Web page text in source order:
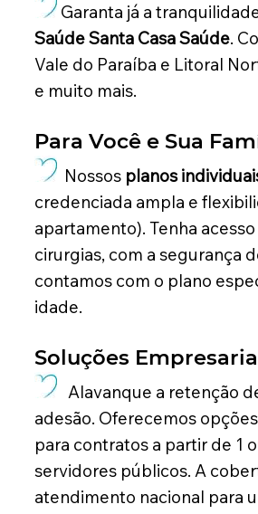
Garanta já a
Saúde Santa Casa Saúde.
Vale do Paraíba e Litoral
e muito mais.
Para Você e Sua
Nossos planos
credenciada ampla e
apartamento). Tenha
cirurgias, com a segurança
contamos com o plano
idade.
Soluções
Alavanque a retenção
adesão. Oferecemos
para contratos a partir de 1
servidores públicos. A
atendimento nacional para